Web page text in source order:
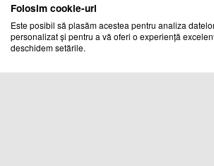
Cod
Folosim cookie-uri
Este posibil să plasăm acestea pentru analiza
personalizat și pentru a vă oferi o experiență
deschidem setările.